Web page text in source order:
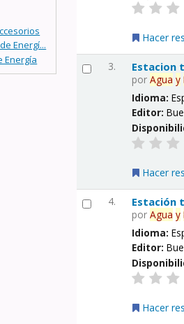
Energí...
Energía
Hacer
3. Estacion
porAgua y
Idioma:
Editor:
Hacer
4. Estación
porAgua y
Idioma:
Editor:
Hacer